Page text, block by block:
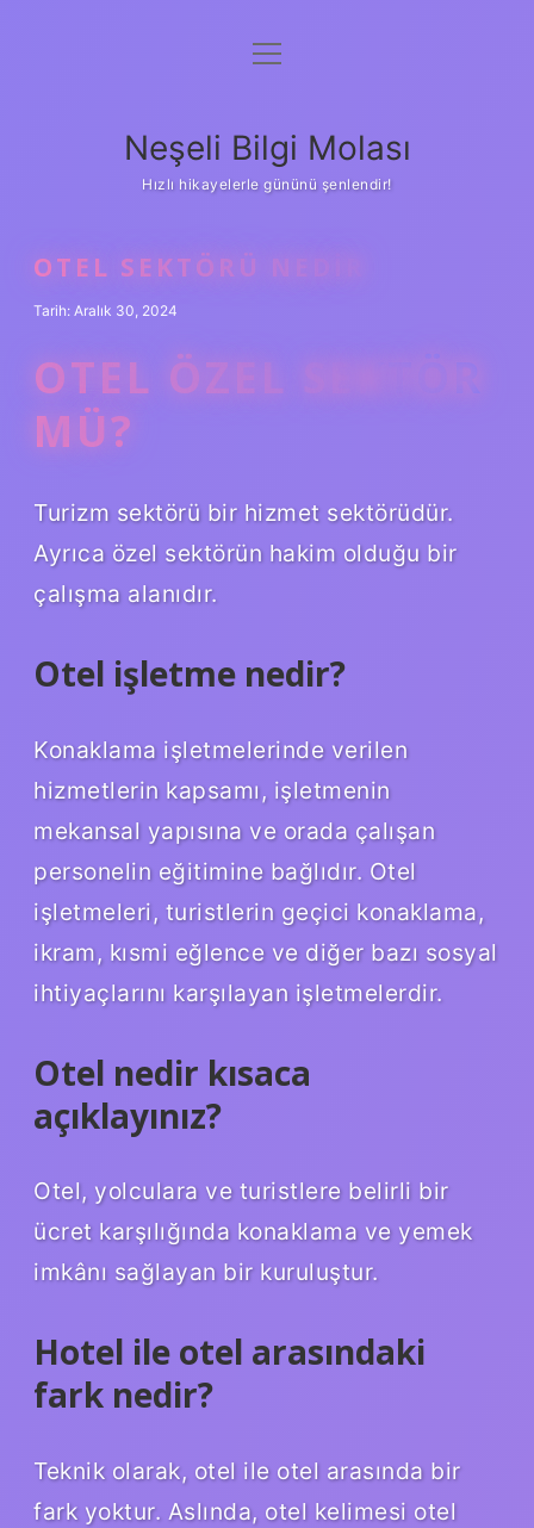
Anasayfa
Yasal Uyarı
menüyü
Neşeli Bilgi Molası
Hızlı hikayelerle gününü şenlendir!
OTEL SEKTÖRÜ NEDIR
Tarih: Aralık 30, 2024
OTEL ÖZEL SEKTÖR
MÜ?
Turizm sektörü bir hizmet sektörüdür.
Ayrıca özel sektörün hakim olduğu bir
çalışma alanıdır.
Otel işletme nedir?
Konaklama işletmelerinde verilen
hizmetlerin kapsamı, işletmenin
mekansal yapısına ve orada çalışan
personelin eğitimine bağlıdır. Otel
işletmeleri, turistlerin geçici konaklama,
ikram, kısmi eğlence ve diğer bazı sosyal
ihtiyaçlarını karşılayan işletmelerdir.
Otel nedir kısaca
açıklayınız?
Otel, yolculara ve turistlere belirli bir
ücret karşılığında konaklama ve yemek
imkânı sağlayan bir kuruluştur.
Hotel ile otel arasındaki
fark nedir?
Teknik olarak, otel ile otel arasında bir
fark yoktur. Aslında, otel kelimesi otel